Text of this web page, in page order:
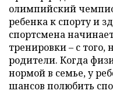
олимпийский
ребенка к спорту и
спортсмена
тренировки – с
родители. Когда
нормой в семье, у
шансов полюбить